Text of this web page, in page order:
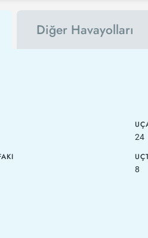
Diğer Havayolları
24
8